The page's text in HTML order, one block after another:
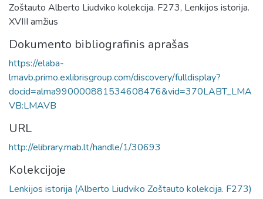
Zoštauto Alberto Liudviko kolekcija. F273, Lenkijos istorija.
XVIII amžius
Dokumento bibliografinis aprašas
https://elaba-
lmavb.primo.exlibrisgroup.com/discovery/fulldisplay?
docid=alma990000881534608476&vid=370LABT_LMA
VB:LMAVB
URL
http://elibrary.mab.lt/handle/1/30693
Kolekcijoje
Lenkijos istorija (Alberto Liudviko Zoštauto kolekcija. F273)